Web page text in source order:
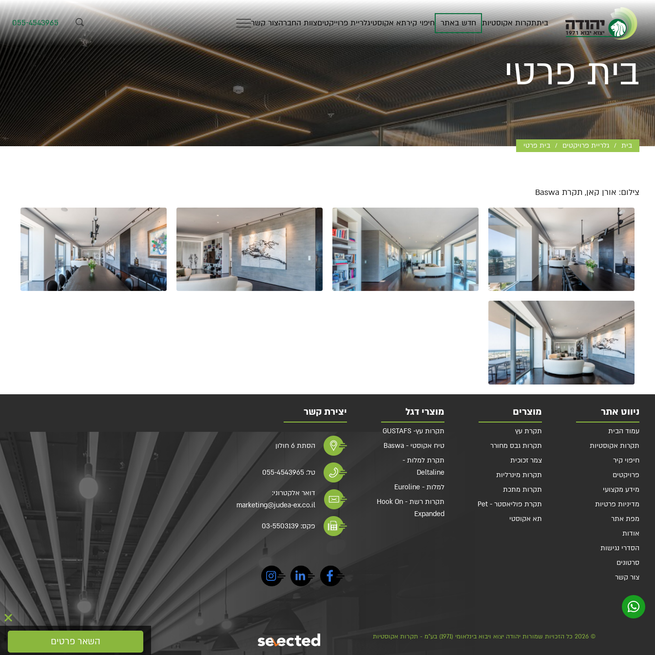
ביתתקרות אקוסטיות חדש באתר חיפוי קירתא אקוסטיגלריית פרוייקטיםצוות החברהצור קשר 055-4543965
השאר פרטים
בית פרטי
בית / גלריית פרויקטים / בית פרטי
צילום: אורן קאן, תקרת Baswa
ניווט אתר
עמוד הבית
תקרות אקוסטיות
חיפוי קיר
פרויקטים
מידע מקצועי
מדיניות פרטיות
מפת אתר
אודות
הסדרי נגישות
סרטונים
צור קשר
מוצרים
תקרת עץ
תקרות גבס מחורר
צמר זכוכית
תקרות מינרליות
תקרות מתכת
תקרת פוליאסטר - Pet
תא אקוסטי
מוצרי דגל
תקרות עץ- GUSTAFS
טיח אקוסטי - Baswa
תקרת למלות -
Deltaline
למלות - Euroline
תקרות רשת - Hook On
Expanded
יצירת קשר
הסתת 6 חולון
טל: 055-4543965
דואר אלקטרוני:
marketing@judea-ex.co.il
פקס: 03-5503139
© 2026 כל הזכויות שמורות יהודה יצוא ויבוא בינלאומי (1971) בע"מ - תקרות אקוסטיות